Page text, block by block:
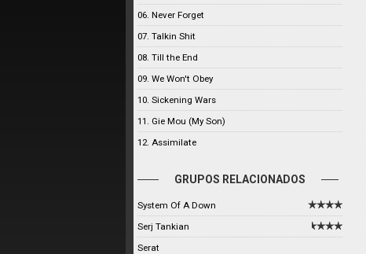
06. Never Forget
07. Talkin Shit
08. Till the End
09. We Won't Obey
10. Sickening Wars
11. Gie Mou (My Son)
12. Assimilate
GRUPOS RELACIONADOS
System Of A Down
Serj Tankian
Serat